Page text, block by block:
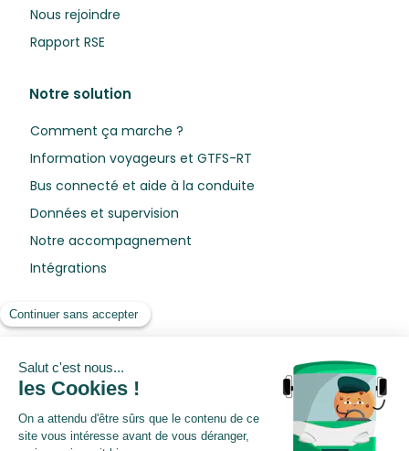
Nous rejoindre
Rapport RSE
Notre solution
Comment ça marche ?
Information voyageurs et GTFS-RT
Bus connecté et aide à la conduite
Données et supervision
Notre accompagnement
Intégrations
Ressources
Livres blancs
Webinars
Centre de préférences